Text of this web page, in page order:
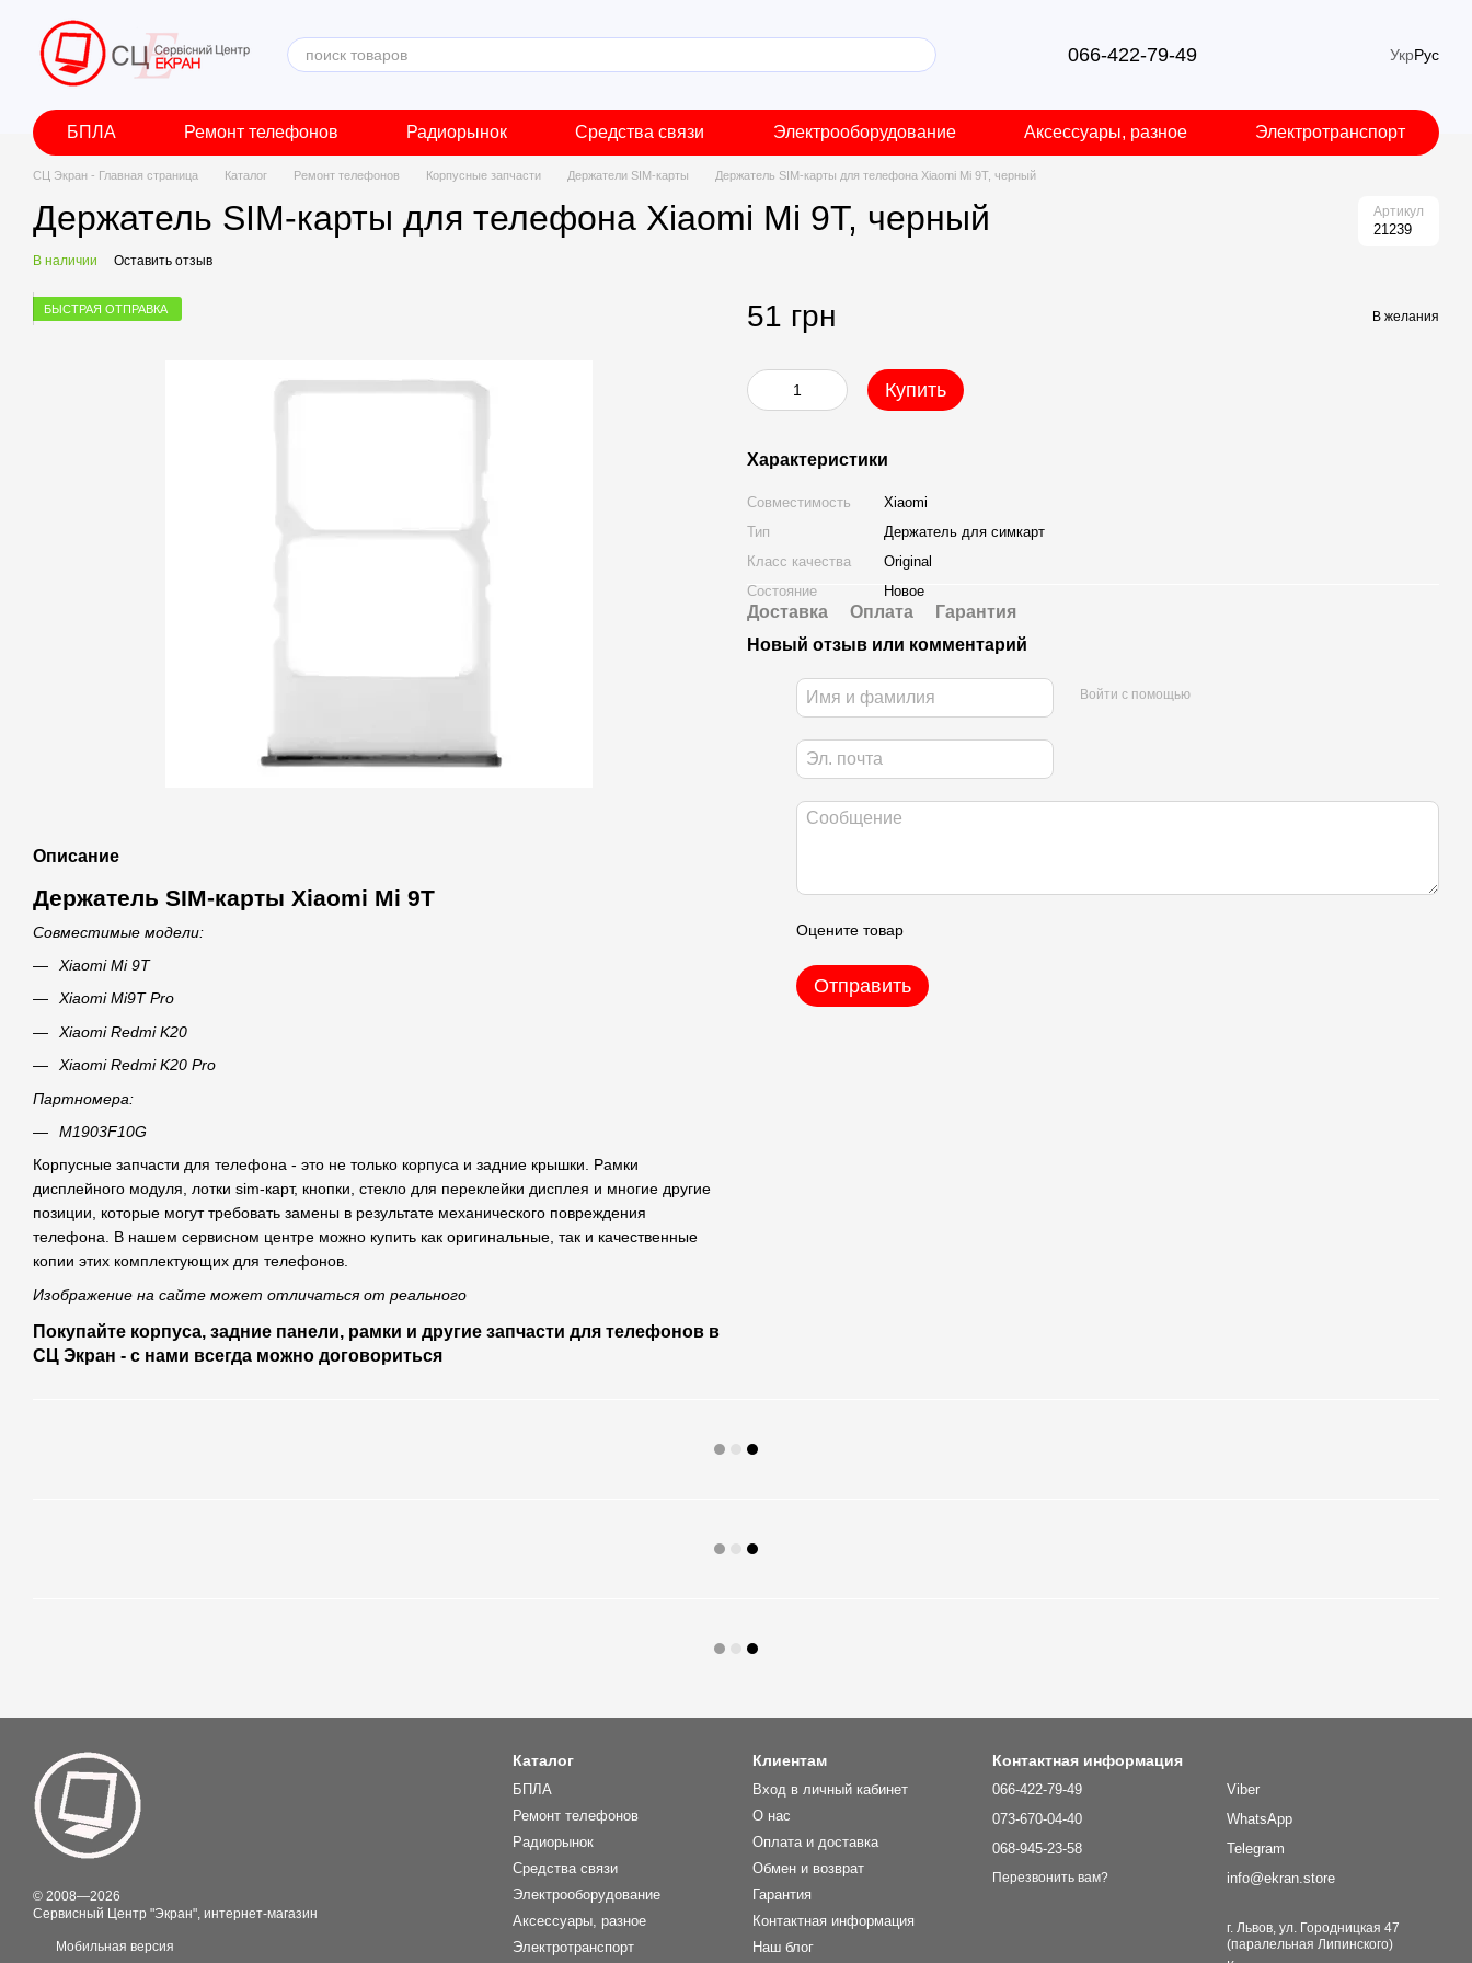
Перейти к основному контенту
066-422-79-49 УкрРус
БПЛА Ремонт телефонов Радиорынок Средства связи Электрооборудование Аксессуары, разное Электротранспорт
СЦ Экран - Главная страница Каталог Ремонт телефонов Корпусные запчасти Держатели SIM-карты Держатель SIM-карты для телефона Xiaomi Mi 9T, черный
Держатель SIM-карты для телефона Xiaomi Mi 9T, черный Артикул
21239
В наличии Оставить отзыв
БЫСТРАЯ ОТПРАВКА
Описание
Держатель SIM-карты Xiaomi Mi 9T
Совместимые модели:
Xiaomi Mi 9T
Xiaomi Mi9T Pro
Xiaomi Redmi K20
Xiaomi Redmi K20 Pro
Партномера:
M1903F10G
Корпусные запчасти для телефона - это не только корпуса и задние крышки. Рамки
дисплейного модуля, лотки sim-карт, кнопки, стекло для переклейки дисплея и многие другие
позиции, которые могут требовать замены в результате механического повреждения
телефона. В нашем сервисном центре можно купить как оригинальные, так и качественные
копии этих комплектующих для телефонов.
Изображение на сайте может отличаться от реального
Покупайте корпуса, задние панели, рамки и другие запчасти для телефонов в
СЦ Экран - с нами всегда можно договориться
51 грн В желания
Купить
Характеристики
Совместимость
Xiaomi
Тип
Держатель для симкарт
Класс качества
Original
Состояние
Новое
Доставка Оплата
Гарантия
Новый отзыв или комментарий
Войти с помощью
Оцените товар
Отправить
© 2008—2026
Сервисный Центр "Экран", интернет-магазин
Мобильная версия
Каталог
БПЛА
Ремонт телефонов
Радиорынок
Средства связи
Электрооборудование
Аксессуары, разное
Электротранспорт
Клиентам
Вход в личный кабинет
О нас
Оплата и доставка
Обмен и возврат
Гарантия
Контактная информация
Наш блог
Контактная информация
066-422-79-49
073-670-04-40
068-945-23-58
Перезвонить вам?
Viber
WhatsApp
Telegram
info@ekran.store
г. Львов, ул. Городницкая 47
(паралельная Липинского)